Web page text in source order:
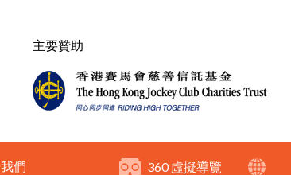
主要贊助
360 虛擬導覽
們